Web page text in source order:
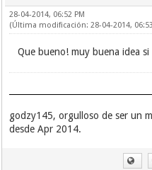
28-04-2014, 06:52 PM
(Última modificación: 28-04-2014,
Que bueno! muy buena idea
godzy145, orgulloso de ser un
desde Apr 2014.